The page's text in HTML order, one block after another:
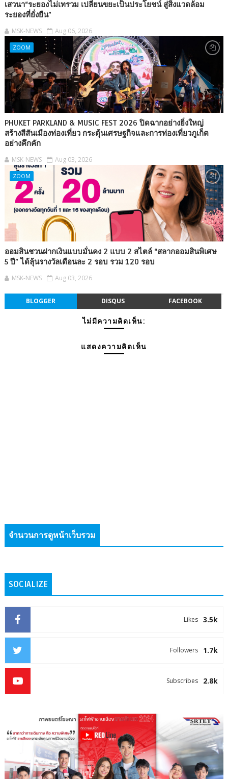
เสวนา“ระยองไม่เทรวม เปลี่ยนขยะเป็นประโยชน์ สู่สิ่งแวดล้อม
ระยองที่ยั่งยืน”
MSK-NEWS Aug 06, 2026
ZOOM
PHUKET PARKLAND & MUSIC FEST 2026 ปิดฉากอย่างยิ่งใหญ่
สร้างสีสันเมืองท่องเที่ยว กระตุ้นเศรษฐกิจและการท่องเที่ยวภูเก็ต
อย่างคึกคัก
MSK-NEWS Aug 03, 2026
ZOOM
ออมสินชวนฝากเงินแบบมั่นคง 2 แบบ 2 สไตล์ “สลากออมสินพิเศษ
5 ปี” ได้ลุ้นรางวัลเดือนละ 2 รอบ รวม 120 รอบ
MSK-NEWS Aug 03, 2026
BLOGGER DISQUS FACEBOOK
ไม่มีความคิดเห็น:
แสดงความคิดเห็น
จำนวนการดูหน้าเว็บรวม
SOCIALIZE
3.5k
Likes
1.7k
Followers
2.8k
Subscribes